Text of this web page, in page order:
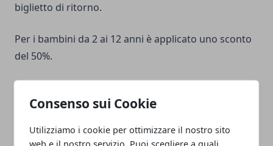
Consenso sui Cookie
Utilizziamo i cookie per ottimizzare il nostro sito
web e il nostro servizio. Puoi scegliere a quali
biglietto di ritorno.
Per i bambini da 2 ai 12 anni è applicato uno sconto
del 50%.
previsto un importo fisso pari a 95 euro. Sebbene il